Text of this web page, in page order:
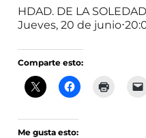
HDAD. DE LA
Jueves, 20 de
Comparte esto:
Me gusta esto: